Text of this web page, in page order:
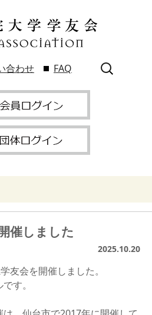
合わせ FAQ
検
索:
催しました
2025.10.20
友会を開催しました。
す。